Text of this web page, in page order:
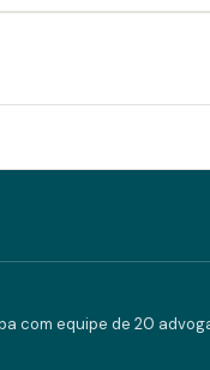
com equipe de 20